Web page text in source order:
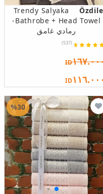
Trendy Salyaka
Bathrobe + Head Towel-
رمادي غامق
(537)
ID
ID١١٦.٠٠٠
%30